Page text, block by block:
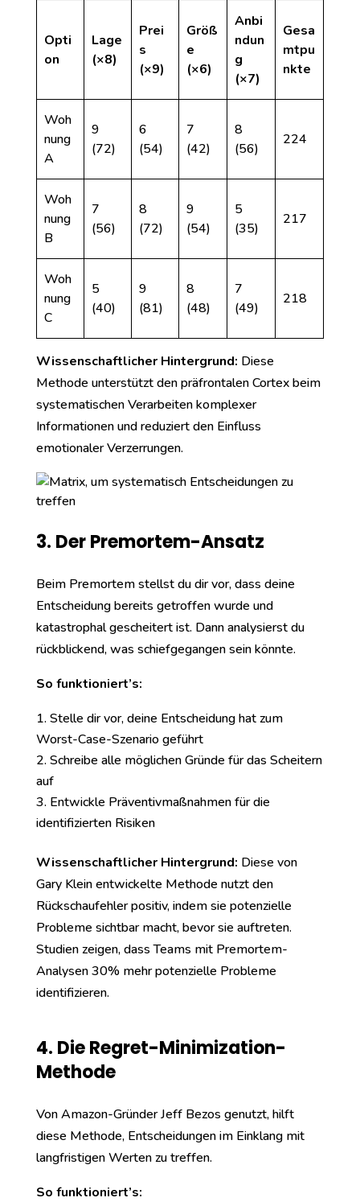
Opti
on
Lage
(×8)
Prei
s
(×9)
Größ
e
(×6)
Anbi
ndun
g
(×7)
Gesa
mtpu
nkte
Woh
nung
A
9
(72)
6
(54)
7
(42)
8
(56)
224
Woh
nung
B
7
(56)
8
(72)
9
(54)
5
(35)
217
Woh
nung
C
5
(40)
9
(81)
8
(48)
7
(49)
218
Wissenschaftlicher Hintergrund: Diese
Methode unterstützt den präfrontalen Cortex beim
systematischen Verarbeiten komplexer
Informationen und reduziert den Einfluss
emotionaler Verzerrungen.
3. Der Premortem-Ansatz
Beim Premortem stellst du dir vor, dass deine
Entscheidung bereits getroffen wurde und
katastrophal gescheitert ist. Dann analysierst du
rückblickend, was schiefgegangen sein könnte.
So funktioniert’s:
Stelle dir vor, deine Entscheidung hat zum
Worst-Case-Szenario geführt
Schreibe alle möglichen Gründe für das Scheitern
auf
Entwickle Präventivmaßnahmen für die
identifizierten Risiken
Wissenschaftlicher Hintergrund: Diese von
Gary Klein entwickelte Methode nutzt den
Rückschaufehler positiv, indem sie potenzielle
Probleme sichtbar macht, bevor sie auftreten.
Studien zeigen, dass Teams mit Premortem-
Analysen 30% mehr potenzielle Probleme
identifizieren.
4. Die Regret-Minimization-
Methode
Von Amazon-Gründer Jeff Bezos genutzt, hilft
diese Methode, Entscheidungen im Einklang mit
langfristigen Werten zu treffen.
So funktioniert’s: